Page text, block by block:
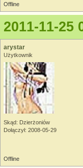
Offline
2011-11-25
arystar
Użytkownik
Skąd: Dzierżoniów
Dołączył: 2008-05-29
Offline